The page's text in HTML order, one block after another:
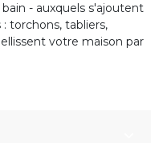
- auxquels s'ajoutent
torchons, tabliers,
votre maison par